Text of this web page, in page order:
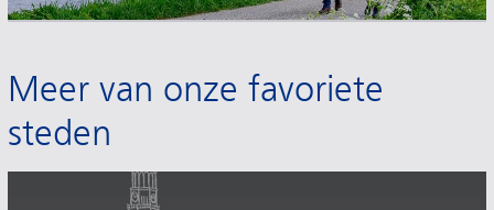
Meer van onze favoriete
steden